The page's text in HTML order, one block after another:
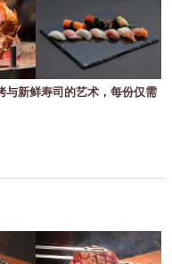
新鲜寿司的艺术，每份仅需